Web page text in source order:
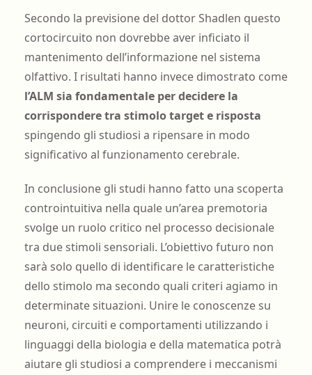
Secondo la previsione del dottor Shadlen questo
cortocircuito non dovrebbe aver inficiato il
mantenimento dell’informazione nel sistema
olfattivo. I risultati hanno invece dimostrato come
l’ALM sia fondamentale per decidere la
corrispondere tra stimolo target e risposta
spingendo gli studiosi a ripensare in modo
significativo al funzionamento cerebrale.
In conclusione gli studi hanno fatto una scoperta
controintuitiva nella quale un’area premotoria
svolge un ruolo critico nel processo decisionale
tra due stimoli sensoriali. L’obiettivo futuro non
sarà solo quello di identificare le caratteristiche
dello stimolo ma secondo quali criteri agiamo in
determinate situazioni. Unire le conoscenze su
neuroni, circuiti e comportamenti utilizzando i
linguaggi della biologia e della matematica potrà
aiutare gli studiosi a comprendere i meccanismi